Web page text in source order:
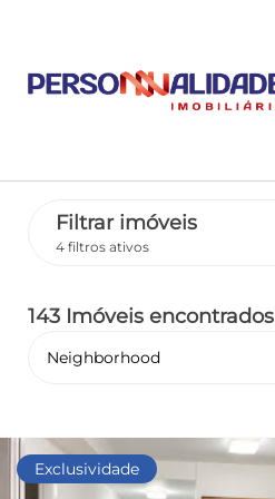
Filtrar imóveis
4 filtros ativos
143 Imóveis encontrados
Neighborhood
Exclusividade